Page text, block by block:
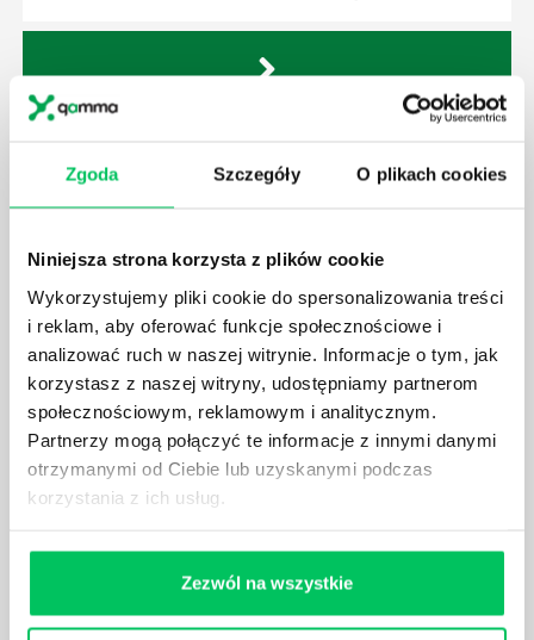
Zgoda Szczegóły O plikach cookies
Niniejsza strona korzysta z plików cookie
Wykorzystujemy pliki cookie do spersonalizowania treści
i reklam, aby oferować funkcje społecznościowe i
analizować ruch w naszej witrynie. Informacje o tym, jak
korzystasz z naszej witryny, udostępniamy partnerom
społecznościowym, reklamowym i analitycznym.
Partnerzy mogą połączyć te informacje z innymi danymi
otrzymanymi od Ciebie lub uzyskanymi podczas
korzystania z ich usług.
Zezwól na wszystkie
Prawo wodne to dość skomplikowane prawo w
ustawodawstwie polskim. Na czym dokładniej ono
egzekwowanie prawa wodnego? Na te pytania
odpowiemy pokrótce poniżej.
GDZIE MOŻEMY ZAPOZNAĆ SIĘ Z
WYMAGANIAMI NORM JAKOŚCI WYROBÓW
MEDYCZNYCH?
które mają za zadanie poprawić poszczególne
dziedziny gospodarki. Dzięki nim wszystkie firmy